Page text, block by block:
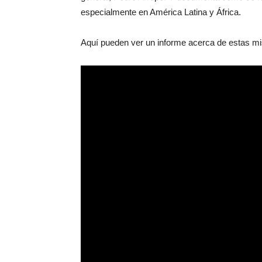
especialmente en América Latina y África.
Aquí pueden ver un informe acerca de estas